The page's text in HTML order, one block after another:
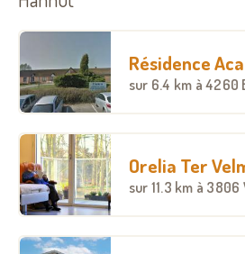
Résidence
sur 6.4 km à 4260
Orelia Ter
sur 11.3 km à 3806